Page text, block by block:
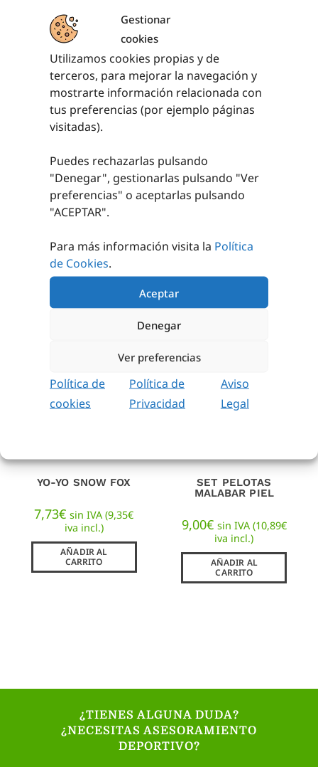
Gestionar
cookies
Utilizamos cookies propias y de
terceros, para mejorar la navegación y
mostrarte información relacionada con
tus preferencias (por ejemplo páginas
visitadas).
Puedes rechazarlas pulsando
"Denegar", gestionarlas pulsando "Ver
preferencias" o aceptarlas pulsando
"ACEPTAR".
Para más información visita la Política
de Cookies.
Aceptar
Denegar
Ver preferencias
Política de
cookies
Política de
Privacidad
Aviso
Legal
PRODUCTOS RELACIONADOS
7,59€ sin IVA (9,18
AÑADIR AL
AÑADIR AL
YO-YO SNOW FOX
7,73€ sin IVA (9,35€
iva incl.)
AÑADIR AL
CARRITO
SET PELOTAS
MALABAR PIEL
9,00€ sin IVA (10,89€
iva incl.)
AÑADIR AL
CARRITO
¿TIENES ALGUNA DUDA?
¿NECESITAS ASESORAMIENTO
DEPORTIVO?